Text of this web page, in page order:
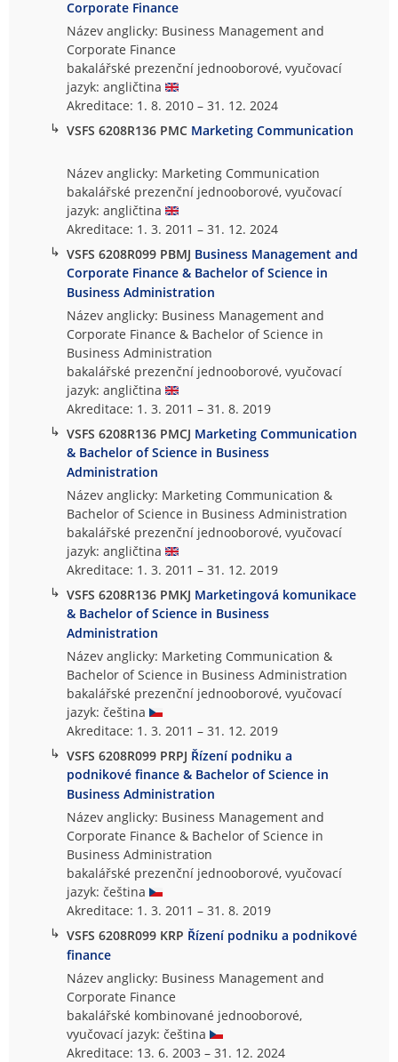
Corporate Finance
Název anglicky: Business Management and
Corporate Finance
bakalářské prezenční jednooborové, vyučovací
jazyk: angličtina
Akreditace: 1. 8. 2010 – 31. 12. 2024
↳ VSFS 6208R136 PMC Marketing Communication
Název anglicky: Marketing Communication
bakalářské prezenční jednooborové, vyučovací
jazyk: angličtina
Akreditace: 1. 3. 2011 – 31. 12. 2024
↳ VSFS 6208R099 PBMJ Business Management and
Corporate Finance & Bachelor of Science in
Business Administration
Název anglicky: Business Management and
Corporate Finance & Bachelor of Science in
Business Administration
bakalářské prezenční jednooborové, vyučovací
jazyk: angličtina
Akreditace: 1. 3. 2011 – 31. 8. 2019
↳ VSFS 6208R136 PMCJ Marketing Communication
& Bachelor of Science in Business
Administration
Název anglicky: Marketing Communication &
Bachelor of Science in Business Administration
bakalářské prezenční jednooborové, vyučovací
jazyk: angličtina
Akreditace: 1. 3. 2011 – 31. 12. 2019
↳ VSFS 6208R136 PMKJ Marketingová komunikace
& Bachelor of Science in Business
Administration
Název anglicky: Marketing Communication &
Bachelor of Science in Business Administration
bakalářské prezenční jednooborové, vyučovací
jazyk: čeština
Akreditace: 1. 3. 2011 – 31. 12. 2019
↳ VSFS 6208R099 PRPJ Řízení podniku a
podnikové finance & Bachelor of Science in
Business Administration
Název anglicky: Business Management and
Corporate Finance & Bachelor of Science in
Business Administration
bakalářské prezenční jednooborové, vyučovací
jazyk: čeština
Akreditace: 1. 3. 2011 – 31. 8. 2019
↳ VSFS 6208R099 KRP Řízení podniku a podnikové
finance
Název anglicky: Business Management and
Corporate Finance
bakalářské kombinované jednooborové,
vyučovací jazyk: čeština
Akreditace: 13. 6. 2003 – 31. 12. 2024